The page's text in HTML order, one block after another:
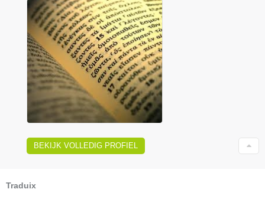
BEKIJK VOLLEDIG PROFIEL
Traduix